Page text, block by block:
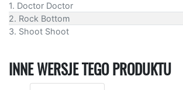
1. Doctor Doctor
2. Rock Bottom
3. Shoot Shoot
INNE WERSJE TEGO PRODUKTU